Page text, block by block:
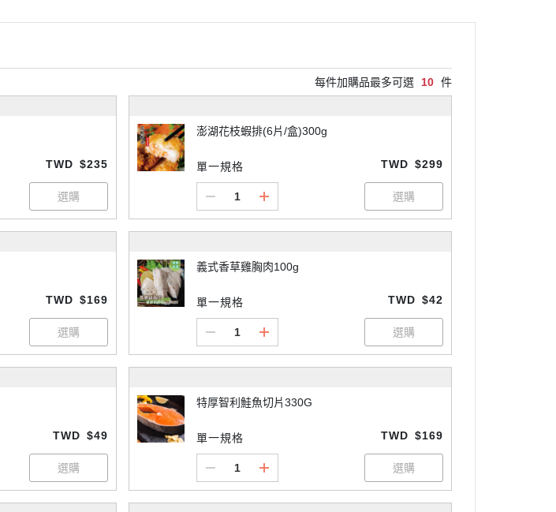
每件加購品最多可選 10 件
TWD $235
澎湖花枝蝦排(6片/盒)300g
單一規格 TWD $299
TWD $169
義式香草雞胸肉100g
單一規格 TWD $42
TWD $49
特厚智利鮭魚切片330G
單一規格 TWD $169